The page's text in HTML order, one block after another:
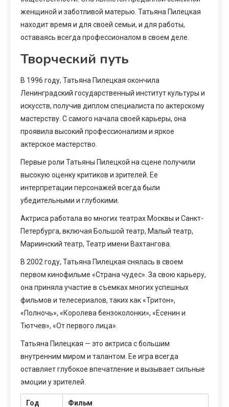
женщиной и заботливой матерью. Татьяна Пилецкая
находит время и для своей семьи, и для работы,
оставаясь всегда профессионалом в своем деле.
Творческий путь
В 1996 году, Татьяна Пилецкая окончила
Ленинградский государственный институт культуры и
искусств, получив диплом специалиста по актерскому
мастерству. С самого начала своей карьеры, она
проявила высокий профессионализм и яркое
актерское мастерство.
Первые роли Татьяны Пилецкой на сцене получили
высокую оценку критиков и зрителей. Ее
интерпретации персонажей всегда были
убедительными и глубокими.
Актриса работала во многих театрах Москвы и Санкт-
Петербурга, включая Большой театр, Малый театр,
Мариинский театр, Театр имени Вахтангова.
В 2002 году, Татьяна Пилецкая снялась в своем
первом кинофильме «Страна чудес». За свою карьеру,
она приняла участие в съемках многих успешных
фильмов и телесериалов, таких как «Тритон»,
«Полночь», «Королева бензоколонки», «Есенин и
Тютчев», «От первого лица».
Татьяна Пилецкая — это актриса с большим
внутренним миром и талантом. Ее игра всегда
оставляет глубокое впечатление и вызывает сильные
эмоции у зрителей.
Год Фильм